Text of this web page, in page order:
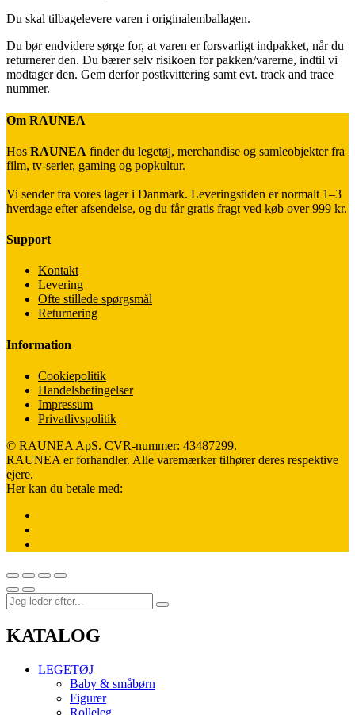
Du skal tilbagelevere varen i originalemballagen.
Du bør endvidere sørge for, at varen er forsvarligt indpakket, når du
returnerer den. Du bærer selv risikoen for pakken/varerne, indtil vi
modtager den. Gem derfor postkvittering samt evt. track and trace
nummer.
Om RAUNEA
Hos RAUNEA finder du legetøj, merchandise og samleobjekter fra
film, tv-serier, gaming og popkultur.
Vi sender fra vores lager i Danmark. Leveringstiden er normalt 1–3
hverdage efter afsendelse, og du får gratis fragt ved køb over 999 kr.
Support
Kontakt
Levering
Ofte stillede spørgsmål
Returnering
Information
Cookiepolitik
Handelsbetingelser
Impressum
Privatlivspolitik
© RAUNEA ApS. CVR-nummer: 43487299.
RAUNEA er forhandler. Alle varemærker tilhører deres respektive
ejere.
Her kan du betale med:
KATALOG
LEGETØJ
Baby & småbørn
Figurer
Rolleleg